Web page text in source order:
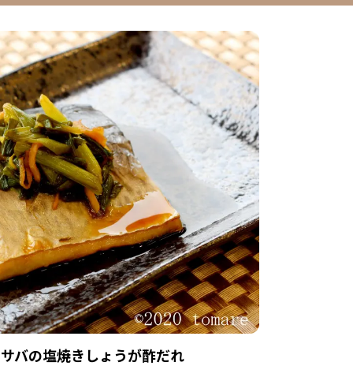
サバの塩焼きしょうが酢だれ